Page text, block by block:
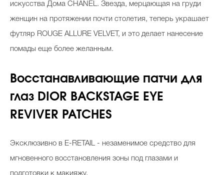
Интервью со звездой
Тесты
Викторины
искусства Дома CHANEL. Звезда, мерцающая на груди
женщин на протяжении почти столетия, теперь украшает
футляр ROUGE ALLURE VELVET, и это делает нанесение
помады еще более желанным.
Восстанавливающие патчи для
глаз DIOR BACKSTAGE EYE
REVIVER PATCHES
Эксклюзивно в E-RETAIL - незаменимое средство для
мгновенного восстановления зоны под глазами и
подготовки к макияжу.